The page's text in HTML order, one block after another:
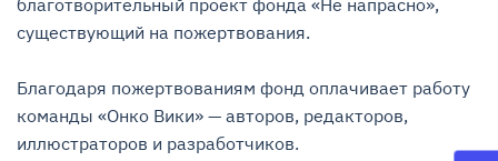
благотворительный проект фонда «Не напрасно»,
существующий на пожертвования.
Благодаря пожертвованиям фонд оплачивает работу
команды «Онко Вики» — авторов, редакторов,
иллюстраторов и разработчиков.